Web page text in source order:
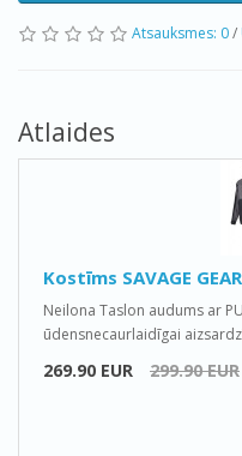
Atsauksmes: 0/
Atlaides
Kostīms SAVAGE
Neilona Taslon audums ar
ūdensnecaurlaidīgai
269.90 EUR 299.90 EUR